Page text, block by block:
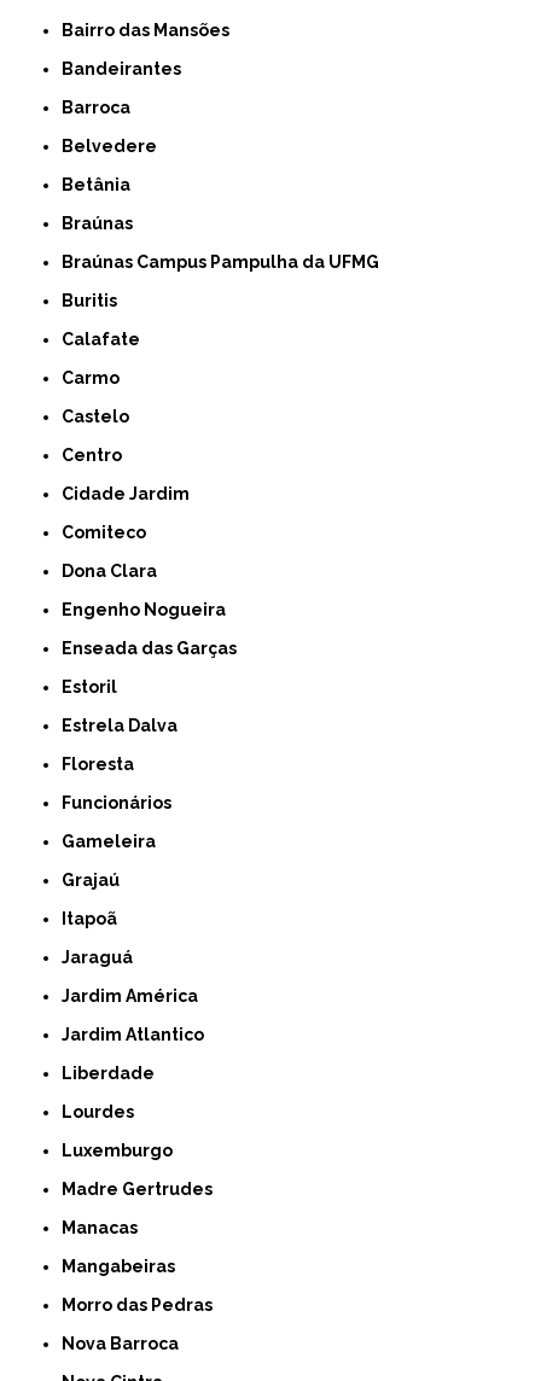
Bairro das Mansões
Bandeirantes
Barroca
Belvedere
Betânia
Braúnas
Braúnas Campus Pampulha da UFMG
Buritis
Calafate
Carmo
Castelo
Centro
Cidade Jardim
Comiteco
Dona Clara
Engenho Nogueira
Enseada das Garças
Estoril
Estrela Dalva
Floresta
Funcionários
Gameleira
Grajaú
Itapoã
Jaraguá
Jardim América
Jardim Atlantico
Liberdade
Lourdes
Luxemburgo
Madre Gertrudes
Manacas
Mangabeiras
Morro das Pedras
Nova Barroca